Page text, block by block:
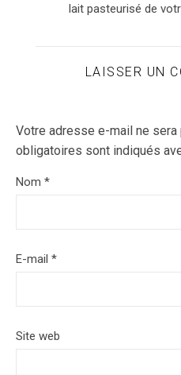
lait pasteurisé de
LAISSER UN
Votre adresse e-mail ne sera
obligatoires sont indiqués
Nom *
E-mail *
Site web